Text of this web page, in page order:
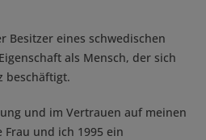
Besitzer eines schwedischen
als Mensch, der sich
beschäftigt.
und im Vertrauen auf meinen
Frau und ich 1995 ein